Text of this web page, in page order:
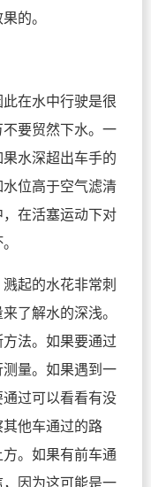
的。
在水中行驶是很
要贸然下水。一
水深超出车手的
位高于空气滤清
在活塞运动下对
起的水花非常刺
了解水的深浅。
法。如果要通过
量。如果遇到一
过可以看看有没
他车通过的路
。如果有前车通
因为这可能是一